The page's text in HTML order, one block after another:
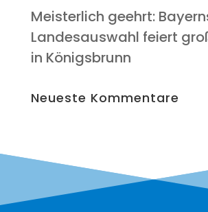
Meis­ter­lich geehrt:
Lan­des­aus­wahl fei­ert
in Königsbrunn
Neu­es­te Kommentare